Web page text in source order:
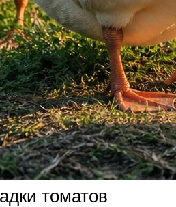
томатов